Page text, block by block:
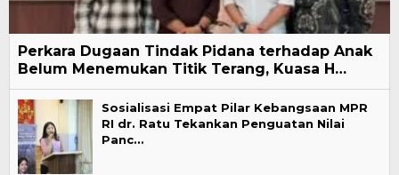
Perkara Dugaan Tindak Pidana terhadap Anak
Belum Menemukan Titik Terang, Kuasa H…
Sosialisasi Empat Pilar Kebangsaan MPR
RI dr. Ratu Tekankan Penguatan Nilai
Panc…